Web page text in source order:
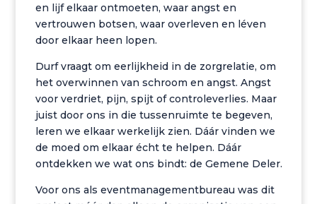
en lijf elkaar ontmoeten, waar angst en
vertrouwen botsen, waar overleven en léven
door elkaar heen lopen.
Durf vraagt om eerlijkheid in de zorgrelatie, om
het overwinnen van schroom en angst. Angst
voor verdriet, pijn, spijt of controleverlies. Maar
juist door ons in die tussenruimte te begeven,
leren we elkaar werkelijk zien. Dáár vinden we
de moed om elkaar écht te helpen. Dáár
ontdekken we wat ons bindt: de Gemene Deler.
Voor ons als eventmanagementbureau was dit